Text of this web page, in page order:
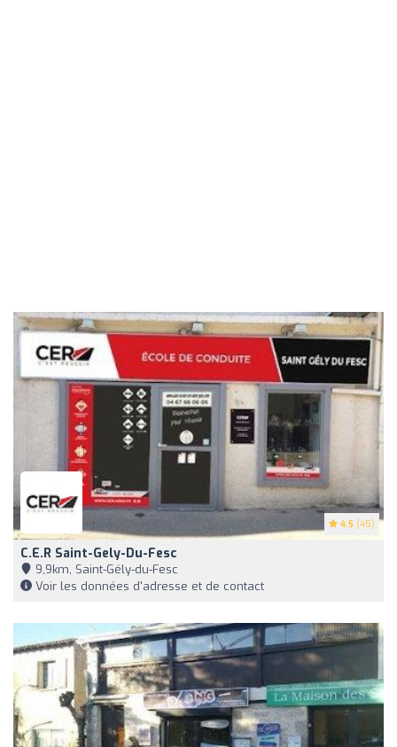
4.5 (45)
C.e.r Saint-Gely-Du-Fesc
9,9km, Saint-Gély-du-Fesc
Voir les données d'adresse et de contact